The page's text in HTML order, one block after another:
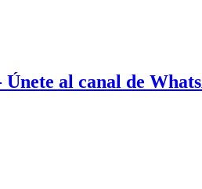
Únete al canal de